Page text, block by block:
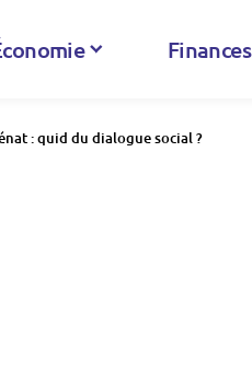
Finances
: quid du dialogue social ?